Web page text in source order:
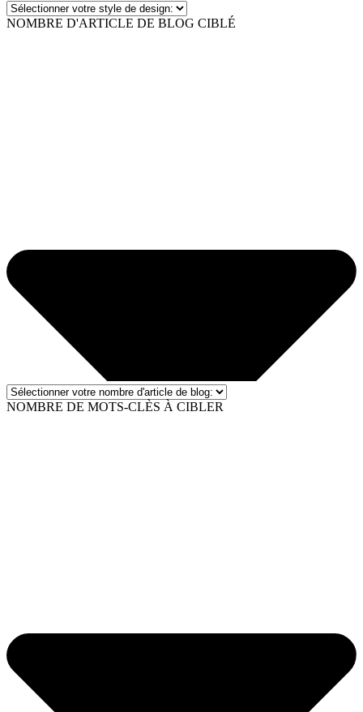
NOMBRE D'ARTICLE DE BLOG CIBLÉ
NOMBRE DE MOTS-CLÈS À CIBLER